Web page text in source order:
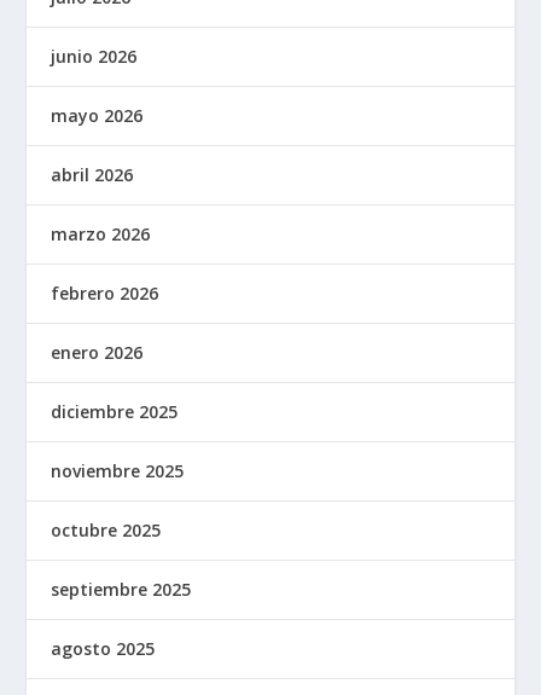
junio 2026
mayo 2026
abril 2026
marzo 2026
febrero 2026
enero 2026
diciembre 2025
noviembre 2025
octubre 2025
septiembre 2025
agosto 2025